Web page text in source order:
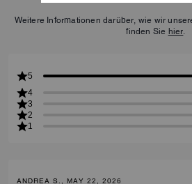
Weitere Informationen darüber, wie wir
finden Sie hier
5
4
3
2
1
ANDREA S., MAY 22, 2026